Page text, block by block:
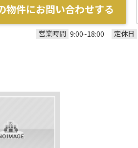
物件にお問い合わせする
営業時間 9:00~18:00 定休日